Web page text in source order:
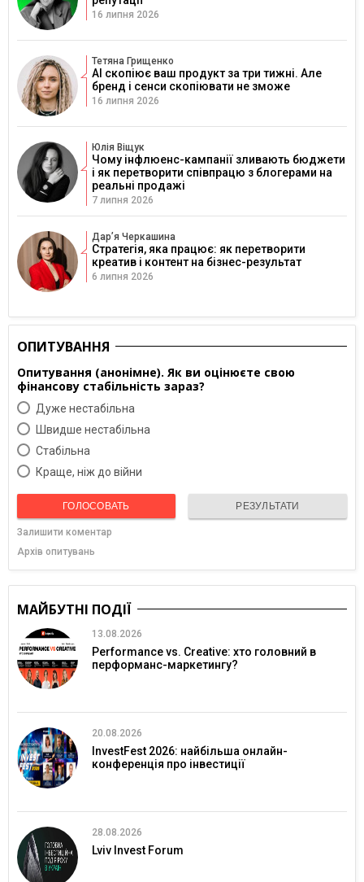
16 липня 2026
Тетяна Грищенко
AI скопіює ваш продукт за три тижні. Але
бренд і сенси скопіювати не зможе
16 липня 2026
Юлія Віщук
Чому інфлюенс-кампанії зливають бюджети
і як перетворити співпрацю з блогерами на
реальні продажі
7 липня 2026
Дарʼя Черкашина
Стратегія, яка працює: як перетворити
креатив і контент на бізнес-результат
6 липня 2026
ОПИТУВАННЯ
Опитування (анонімне). Як ви оцінюєте свою
фінансову стабільність зараз?
Дуже нестабільна
Швидше нестабільна
Cтабільна
Краще, ніж до війни
ГОЛОСОВАТЬ РЕЗУЛЬТАТИ
Залишити коментар
Архів опитувань
МАЙБУТНІ ПОДІЇ
13.08.2026
Performance vs. Creative: хто головний в
перформанс-маркетингу?
20.08.2026
InvestFest 2026: найбільша онлайн-
конференція про інвестиції
28.08.2026
Lviv Invest Forum